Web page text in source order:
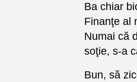
Ba chiar
Finanţe al
Numai că
soţie, s-a
Bun, să